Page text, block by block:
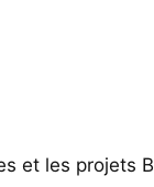
et les projets